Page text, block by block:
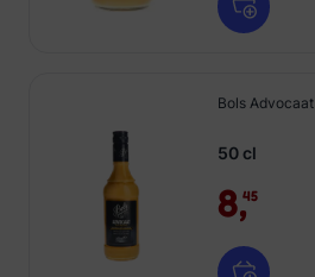
Bols Advocaat
50 cl
8,45